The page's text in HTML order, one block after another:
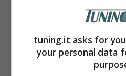
tuning.it asks for
your personal data